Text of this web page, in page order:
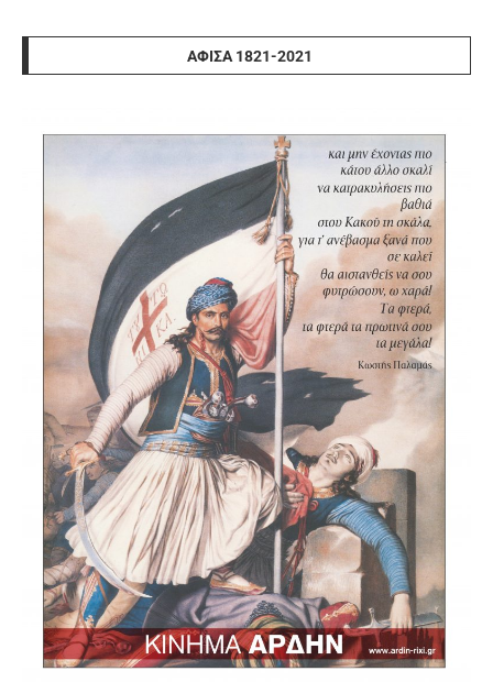
ΑΦΊΣΑ 1821-2021